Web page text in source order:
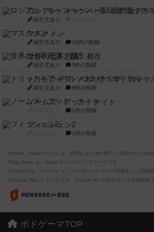
ロシアン・キャンペーン：第5版デラ
紹介文あり
マスクメン
紹介文あり 16件の投稿
世界の七不思議：都市
紹介文あり 3件の投稿
トリックギア - ペルソナ5 ザ・ロイヤ
紹介文あり 6件の投稿
ノームズ・アット・ナイト
1件の投稿
フィッシェン2
1件の投稿
※Apple、Apple のロゴ は、米国および他の国々で登録された
※App Store は、Apple Inc.のサービスマークです。
※Android は、グーグル インコーポレイテッドの商標または登録商
※Google Play とそのロゴは、Google Inc.の商標または登録商標で
ボドゲーマTOP